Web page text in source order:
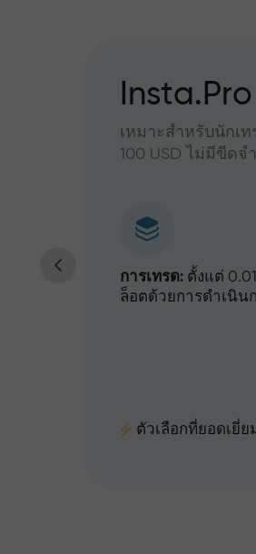
Insta.Pro
เหมาะสำหรับนักเ
100 USD ไม่มีขีดจ
การเทรด: ตั้งแต่
ล็อตด้วยการดำเนิน
ตัวเลือกที่ยอดเยี่